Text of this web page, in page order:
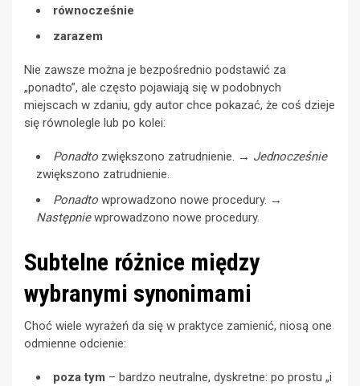
równocześnie
zarazem
Nie zawsze można je bezpośrednio podstawić za
„ponadto”, ale często pojawiają się w podobnych
miejscach w zdaniu, gdy autor chce pokazać, że coś dzieje
się równolegle lub po kolei:
Ponadto zwiększono zatrudnienie. → Jednocześnie
zwiększono zatrudnienie.
Ponadto wprowadzono nowe procedury. →
Następniewprowadzono nowe procedury.
Subtelne różnice między
wybranymi synonimami
Choć wiele wyrażeń da się w praktyce zamienić, niosą one
odmienne odcienie:
poza tym – bardzo neutralne, dyskretne: po prostu „i